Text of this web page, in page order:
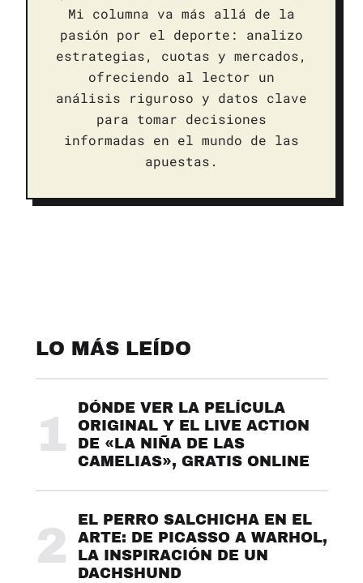
Mi columna va más allá de la
pasión por el deporte: analizo
estrategias, cuotas y mercados,
ofreciendo al lector un
análisis riguroso y datos clave
para tomar decisiones
informadas en el mundo de las
apuestas.
LO MÁS LEÍDO
1
DÓNDE VER LA PELÍCULA
ORIGINAL Y EL LIVE ACTION
DE «LA NIÑA DE LAS
CAMELIAS», GRATIS ONLINE
2
EL PERRO SALCHICHA EN EL
ARTE: DE PICASSO A WARHOL,
LA INSPIRACIÓN DE UN
DACHSHUND